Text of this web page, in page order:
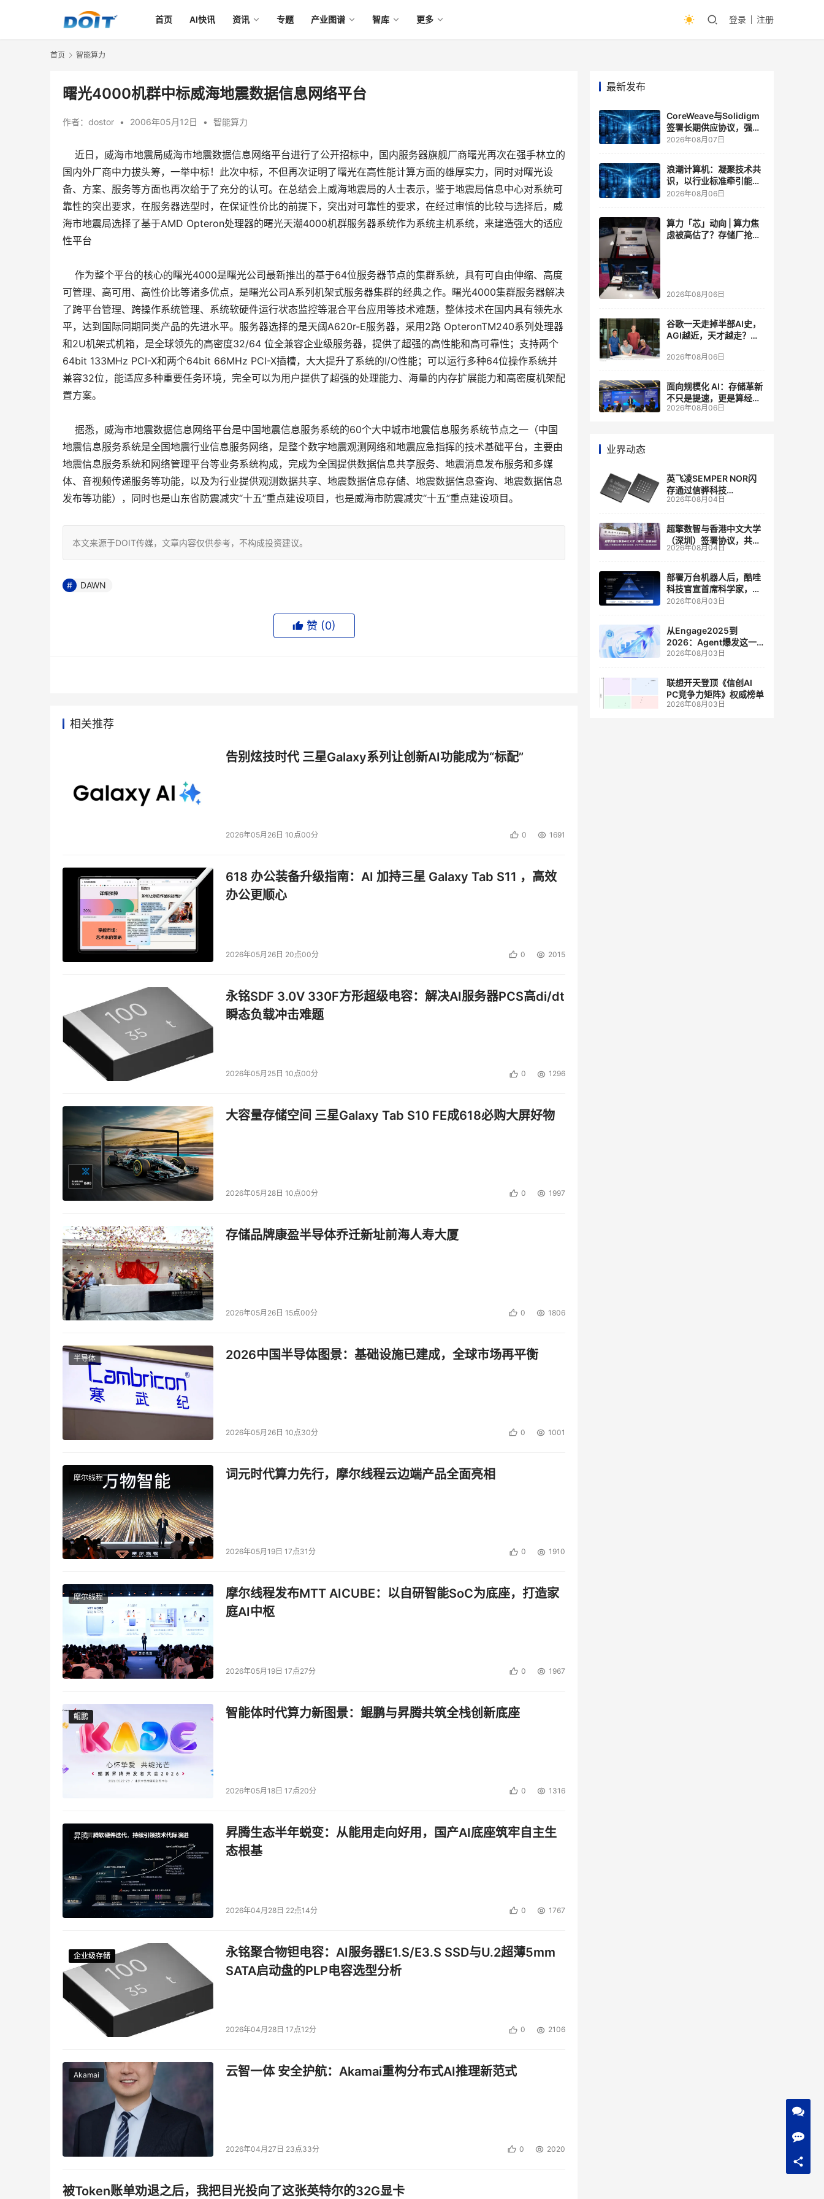
首页 AI快讯 资讯 专题 产业图谱 智库 更多 登录 注册
首页 智能算力
曙光4000机群中标威海地震数据信息网络平台
作者： dostor • 2006年05月12日 • 智能算力
近日，威海市地震局威海市地震数据信息网络平台进行了公开招标中，国内服务器旗舰厂商曙光再次在强手林立的
国内外厂商中力拔头筹，一举中标！此次中标，不但再次证明了曙光在高性能计算方面的雄厚实力，同时对曙光设
备、方案、服务等方面也再次给于了充分的认可。在总结会上威海地震局的人士表示，鉴于地震局信息中心对系统可
靠性的突出要求，在服务器选型时，在保证性价比的前提下，突出对可靠性的要求，在经过审慎的比较与选择后，威
海市地震局选择了基于AMD Opteron处理器的曙光天潮4000机群服务器系统作为系统主机系统，来建造强大的适应
性平台
作为整个平台的核心的曙光4000是曙光公司最新推出的基于64位服务器节点的集群系统，具有可自由伸缩、高度
可管理、高可用、高性价比等诸多优点，是曙光公司A系列机架式服务器集群的经典之作。曙光4000集群服务器解决
了跨平台管理、跨操作系统管理、系统软硬件运行状态监控等混合平台应用等技术难题，整体技术在国内具有领先水
平，达到国际同期同类产品的先进水平。服务器选择的是天阔A620r-E服务器，采用2路 OpteronTM240系列处理器
和2U机架式机箱，是全球领先的高密度32/64 位全兼容企业级服务器，提供了超强的高性能和高可靠性；支持两个
64bit 133MHz PCI-X和两个64bit 66MHz PCI-X插槽，大大提升了系统的I/O性能；可以运行多种64位操作系统并
兼容32位，能适应多种重要任务环境，完全可以为用户提供了超强的处理能力、海量的内存扩展能力和高密度机架配
置方案。
据悉，威海市地震数据信息网络平台是中国地震信息服务系统的60个大中城市地震信息服务系统节点之一（中国
地震信息服务系统是全国地震行业信息服务网络，是整个数字地震观测网络和地震应急指挥的技术基础平台，主要由
地震信息服务系统和网络管理平台等业务系统构成，完成为全国提供数据信息共享服务、地震消息发布服务和多媒
体、音视频传递服务等功能，以及为行业提供观测数据共享、地震数据信息存储、地震数据信息查询、地震数据信息
发布等功能），同时也是山东省防震减灾“十五”重点建设项目，也是威海市防震减灾“十五”重点建设项目。
本文来源于DOIT传媒，文章内容仅供参考，不构成投资建议。
DAWN
赞 (0)
相关推荐
告别炫技时代 三星Galaxy系列让创新AI功能成为“标配”
2026年05月26日 10点00分 0 1691
618 办公装备升级指南：AI 加持三星 Galaxy Tab S11 ，高效
办公更顺心
2026年05月26日 20点00分 0 2015
永铭SDF 3.0V 330F方形超级电容：解决AI服务器PCS高di/dt
瞬态负载冲击难题
2026年05月25日 10点00分 0 1296
大容量存储空间 三星Galaxy Tab S10 FE成618必购大屏好物
2026年05月28日 10点00分 0 1997
存储品牌康盈半导体乔迁新址前海人寿大厦
2026年05月26日 15点00分 0 1806
半导体 2026中国半导体图景：基础设施已建成，全球市场再平衡
2026年05月26日 10点30分 0 1001
摩尔线程 词元时代算力先行，摩尔线程云边端产品全面亮相
2026年05月19日 17点31分 0 1910
摩尔线程
摩尔线程发布MTT AICUBE：以自研智能SoC为底座，打造家
庭AI中枢
2026年05月19日 17点27分 0 1967
鲲鹏
鲲鹏 智能体时代算力新图景：鲲鹏与昇腾共筑全栈创新底座
2026年05月18日 17点20分 0 1316
昇腾
昇腾生态半年蜕变：从能用走向好用，国产AI底座筑牢自主生
态根基
2026年04月28日 22点14分 0 1767
企业级存储
企业级存储
企业级存储
企业级存储
永铭聚合物钽电容：AI服务器E1.S/E3.S SSD与U.2超薄5mm
SATA启动盘的PLP电容选型分析
2026年04月28日 17点12分 0 2106
Akamai 云智一体 安全护航：Akamai重构分布式AI推理新范式
2026年04月27日 23点33分 0 2020
被Token账单劝退之后，我把目光投向了这张英特尔的32G显卡
最新发布
CoreWeave与Solidigm
签署长期供应协议，强化
一体化人工智能云平台
2026年08月07日
浪潮计算机：凝聚技术共
识，以行业标准牵引能力
跃升
2026年08月06日
算力「芯」动向 | 算力焦
虑被高估了？存储厂抢了
2026年08月06日
谷歌一天走掉半部AI史，
AGI越近，天才越走？大
自己的研发节奏
2026年08月06日
面向规模化 AI：存储革新
不只是提速，更是算经济
账
2026年08月06日
业界动态
英飞凌SEMPER NOR闪
存通过信骅科技
AST2700 BMC认证，全
管理
2026年08月04日
超擎数智与香港中文大学
（深圳）签署协议，共建
人工智能和边缘计算联合
2026年08月04日
部署万台机器人后，酷哇
科技官宣首席科学家，要
让世界模型交付生产力
2026年08月03日
从Engage2025到
2026：Agent爆发这一
年，AI CRM 走到哪了
2026年08月03日
联想开天登顶《信创AI
PC竞争力矩阵》权威榜单
2026年08月03日